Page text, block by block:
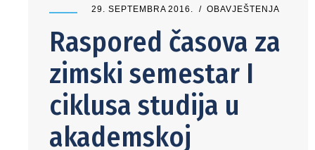
29. SEPTEMBRA 2016. OBAVJEŠTENJA
Raspored časova za
zimski semestar I
ciklusa studija u
akademskoj